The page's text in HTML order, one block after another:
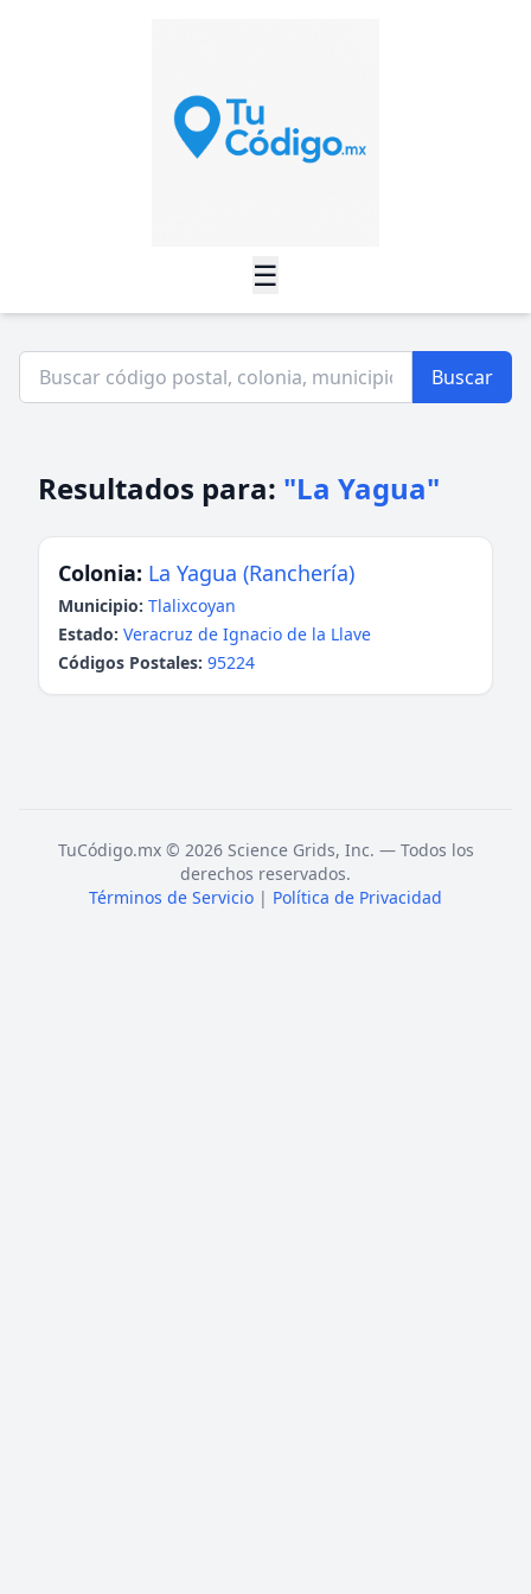
☰
Buscar
Resultados para: "La Yagua"
Colonia: La Yagua (Ranchería)
Municipio: Tlalixcoyan
Estado: Veracruz de Ignacio de la Llave
Códigos Postales: 95224
TuCódigo.mx © 2026 Science Grids, Inc. — Todos los
derechos reservados.
Términos de Servicio | Política de Privacidad